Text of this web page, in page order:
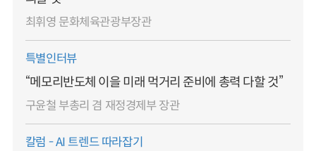
최휘영 문화체육관광부장관
특별인터뷰
“메모리반도체 이을 미래 먹거리 준비에 총력 다할 것”
구윤철 부총리 겸 재정경제부 장관
칼럼 - AI 트렌드 따라잡기